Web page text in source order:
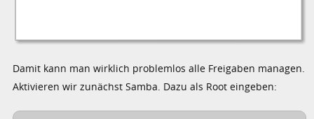
Damit kann man wirklich problemlos alle Freigaben managen.
Aktivieren wir zunächst Samba. Dazu als Root eingeben: